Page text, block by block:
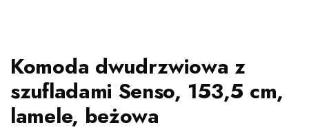
Komoda dwudrzwiowa z
szufladami Senso, 153,5 cm,
lamele, beżowa